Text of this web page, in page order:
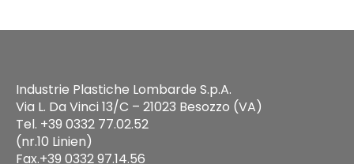
Industrie Plastiche Lombarde S.p.A.
Via L. Da Vinci 13/C – 21023 Besozzo (VA)
Tel. +39 0332 77.02.52
(nr.10 Linien)
Fax.+39 0332 97.14.56